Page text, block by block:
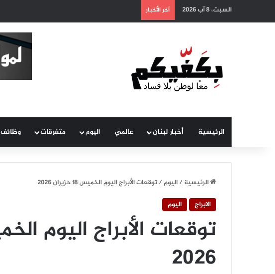
السبت، 8 آب 2026 آخر الأخبار
الرئيسية أخبار لبنان عالمي اليوم متفرقات وظائف
الرئيسية/اليوم/توقعات الأبراج اليوم الخميس 18 حزيران 2026
الابراج
اليوم
2026